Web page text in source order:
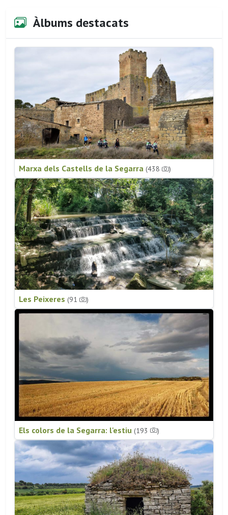
Àlbums destacats
Marxa dels Castells de la Segarra (438 )
Les Peixeres (91 )
Els colors de la Segarra: l'estiu (193 )